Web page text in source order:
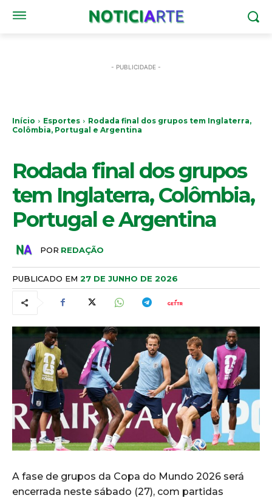
- PUBLICIDADE -
Início Esportes
Rodada final dos grupos tem Inglaterra,
Colômbia, Portugal e Argentina
Rodada final dos grupos
tem Inglaterra, Colômbia,
Portugal e Argentina
POR REDAÇÃO
PUBLICADO EM 27 DE JUNHO DE 2026
A fase de grupos da Copa do Mundo 2026 será
encerrada neste sábado (27), com partidas